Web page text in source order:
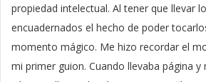
propiedad intelectual. Al tener que llevar
encuadernados el hecho de poder
momento mágico. Me hizo recordar el
mi primer guion. Cuando llevaba página